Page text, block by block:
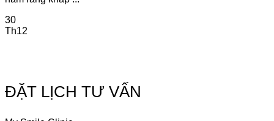
30
Th12
ĐẶT LỊCH TƯ VẤN